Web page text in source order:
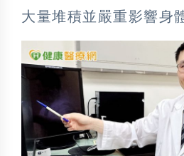
大量堆積並嚴重影響身